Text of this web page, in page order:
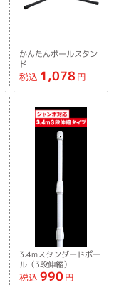
かんたんポールスタン
ド
税込 1,078 円
3.4mスタンダードポー
ル（3段伸縮）
税込 990 円